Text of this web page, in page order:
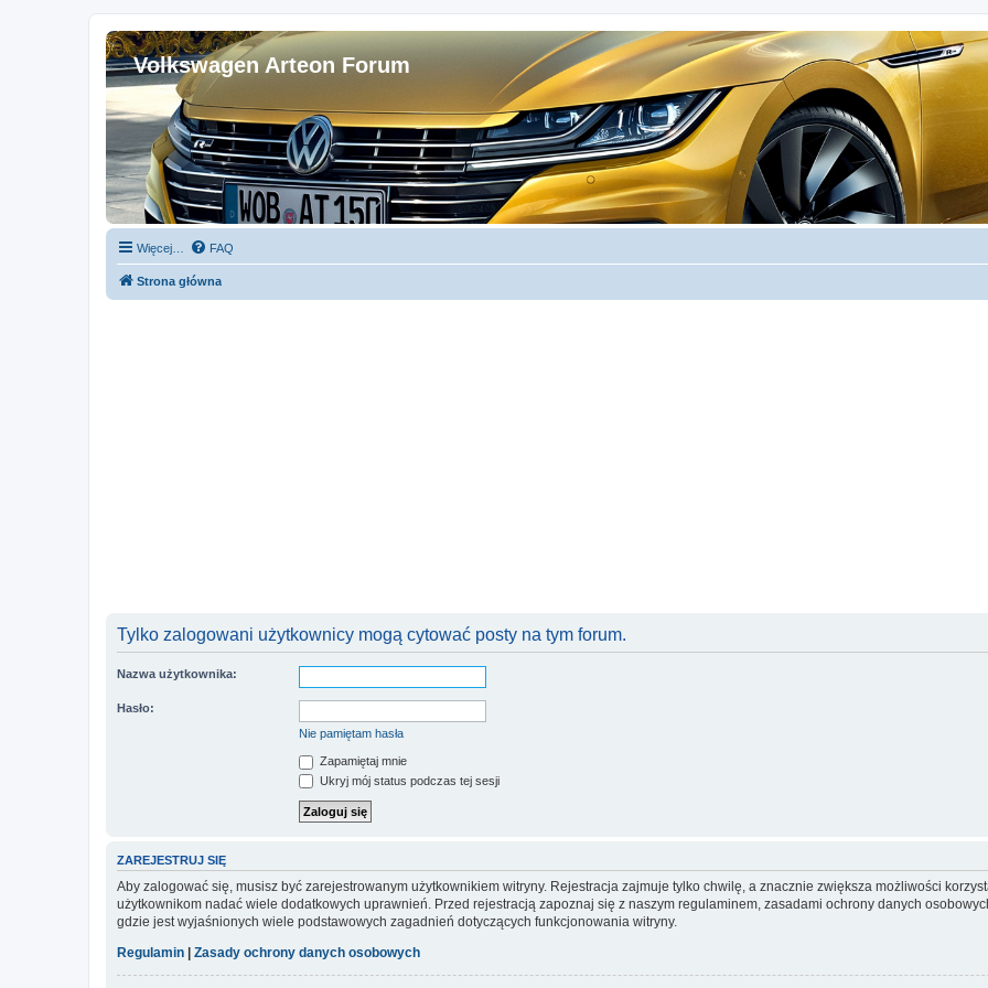
Volkswagen Arteon Forum
Więcej… FAQ
Strona główna
Tylko zalogowani użytkownicy mogą cytować posty na tym forum.
Nazwa użytkownika:
Hasło:
Nie pamiętam hasła
Zapamiętaj mnie
Ukryj mój status podczas tej sesji
ZAREJESTRUJ SIĘ
Aby zalogować się, musisz być zarejestrowanym użytkownikiem witryny. Rejestracja zajmuje tylko chwilę, a znacznie zwiększa możliwości
użytkownikom nadać wiele dodatkowych uprawnień. Przed rejestracją zapoznaj się z naszym regulaminem, zasadami ochrony danych
gdzie jest wyjaśnionych wiele podstawowych zagadnień dotyczących funkcjonowania witryny.
Regulamin | Zasady ochrony danych osobowych